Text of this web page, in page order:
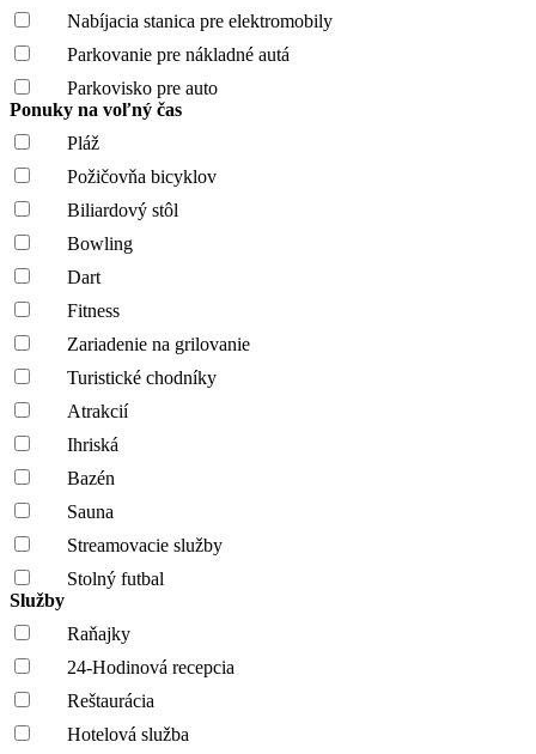
Nabíjacia stanica pre elektromobily
Parkovanie pre nákladné autá
Parkovisko pre auto
Ponuky na voľný čas
Pláž
Požičovňa bicyklov
Biliardový stôl
Bowling
Dart
Fitness
Zariadenie na grilovanie
Turistické chodníky
Atrakcií
Ihriská
Bazén
Sauna
Streamovacie služby
Stolný futbal
Služby
Raňajky
24-Hodinová recepcia
Reštaurácia
Hotelová služba